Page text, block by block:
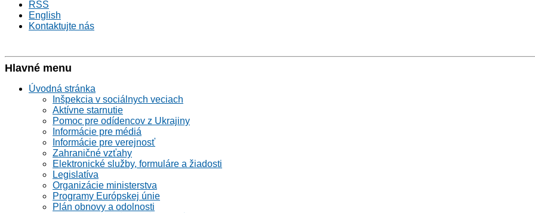
RSS
English
Kontaktujte nás
Hlavné menu
Úvodná stránka
Inšpekcia v sociálnych veciach
Aktívne starnutie
Pomoc pre odídencov z Ukrajiny
Informácie pre médiá
Informácie pre verejnosť
Zahraničné vzťahy
Elektronické služby, formuláre a žiadosti
Legislatíva
Organizácie ministerstva
Programy Európskej únie
Plán obnovy a odolnosti